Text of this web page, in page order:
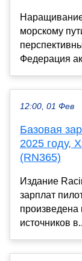
морскому
Федерация
12:00, 01 Фев
Базовая
2025 году,
(RN365)
Издание
зарплат
источников